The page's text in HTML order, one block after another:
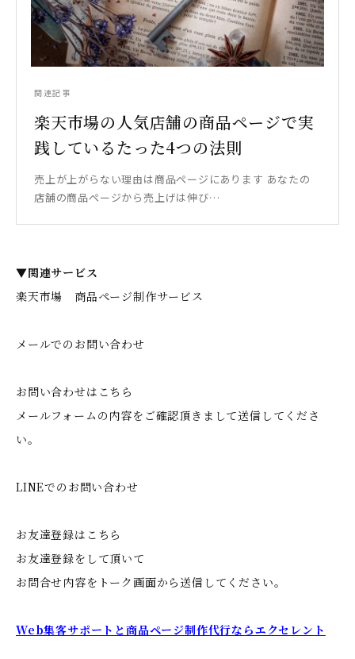
関連記事
楽天市場の人気店舗の商品ページで実
践しているたった4つの法則
売上が上がらない理由は商品ページにあります あなたの
店舗の商品ページから売上げは伸び…
▼関連サービス
楽天市場 商品ページ制作サービス
メールでのお問い合わせ
お問い合わせはこちら
メールフォームの内容をご確認頂きまして送信してくださ
い。
LINEでのお問い合わせ
お友達登録はこちら
お友達登録をして頂いて
お問合せ内容をトーク画面から送信してください。
Web集客サポートと商品ページ制作代行ならエクセレント